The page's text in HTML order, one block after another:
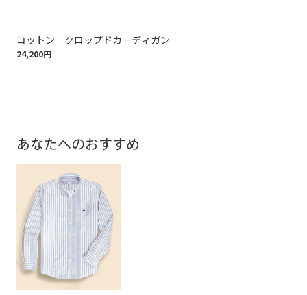
コットン クロップドカーディガン
24,200円
あなたへのおすすめ